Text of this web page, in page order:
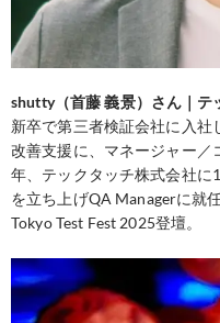
shutty（首藤 義景）さん｜テ
新卒で第三者検証会社に入社
改善支援に、マネージャー／
年、テックタッチ株式会社に
を立ち上げQA Managerに就
Tokyo Test Fest 2025登壇。